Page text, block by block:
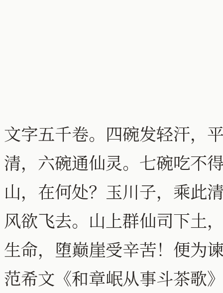
文字五千卷。四碗发轻汗，
清，六碗通仙灵。七碗吃不
山，在何处？玉川子，乘此
风欲飞去。山上群仙司下土
生命，堕巅崖受辛苦！便为
范希文《和章岷从事斗茶歌